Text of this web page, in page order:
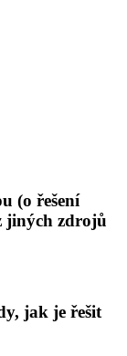
(o řešení
jiných zdrojů
jak je řešit